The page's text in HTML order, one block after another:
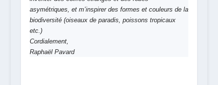
asymétriques, et m’inspirer des formes et couleurs de la
biodiversité (oiseaux de paradis, poissons tropicaux
etc.)
Cordialement,
Raphaël Pavard